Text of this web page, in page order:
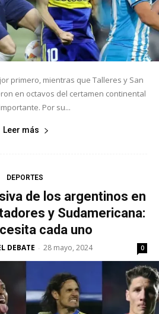
primero, mientras que Talleres y San
en octavos del certamen continental
Por su...
Leer más
DEPORTES
de los argentinos en
y Sudamericana:
cada uno
DEBATE - 28 mayo, 2024 0